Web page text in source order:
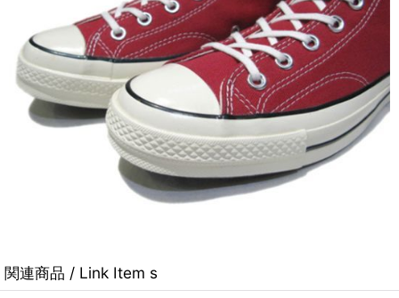
関連商品 / Link Item s